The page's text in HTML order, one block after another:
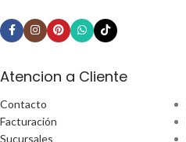
Atencion a Cliente
Contacto
Facturación
Sucursales